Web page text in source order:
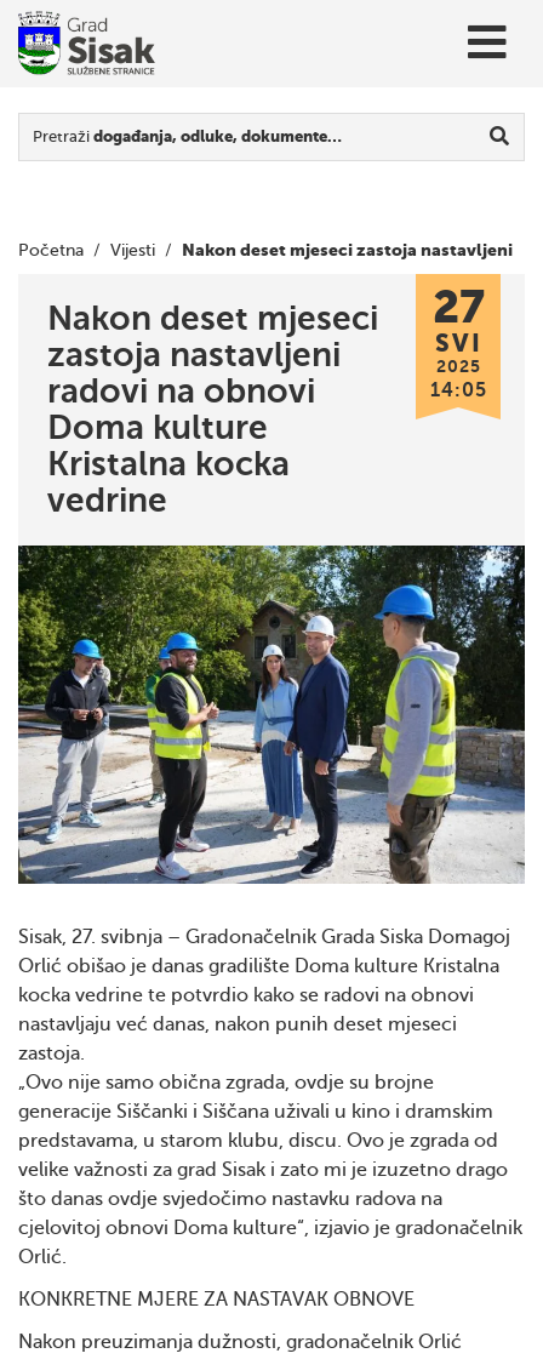
Pretraži događanja, odluke, dokumente…
Početna / Vijesti / Nakon deset mjeseci zastoja nastavljeni
radovi na obnovi Doma kulture Kristalna kocka vedrine
Nakon deset mjeseci
zastoja nastavljeni
radovi na obnovi
Doma kulture
Kristalna kocka
vedrine
27
SVI
2025
14:05
Sisak, 27. svibnja – Gradonačelnik Grada Siska Domagoj
Orlić obišao je danas gradilište Doma kulture Kristalna
kocka vedrine te potvrdio kako se radovi na obnovi
nastavljaju već danas, nakon punih deset mjeseci
zastoja.
„Ovo nije samo obična zgrada, ovdje su brojne
generacije Siščanki i Siščana uživali u kino i dramskim
predstavama, u starom klubu, discu. Ovo je zgrada od
velike važnosti za grad Sisak i zato mi je izuzetno drago
što danas ovdje svjedočimo nastavku radova na
cjelovitoj obnovi Doma kulture“, izjavio je gradonačelnik
Orlić.
KONKRETNE MJERE ZA NASTAVAK OBNOVE
Nakon preuzimanja dužnosti, gradonačelnik Orlić